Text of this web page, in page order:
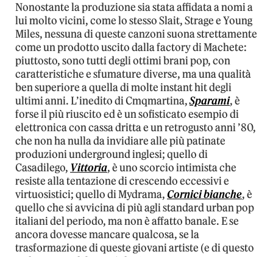
Nonostante la produzione sia stata affidata a nomi a
lui molto vicini, come lo stesso Slait, Strage e Young
Miles, nessuna di queste canzoni suona strettamente
come un prodotto uscito dalla factory di Machete:
piuttosto, sono tutti degli ottimi brani pop, con
caratteristiche e sfumature diverse, ma una qualità
ben superiore a quella di molte instant hit degli
ultimi anni. L’inedito di Cmqmartina,Sparami, è
forse il più riuscito ed è un sofisticato esempio di
elettronica con cassa dritta e un retrogusto anni ’80,
che non ha nulla da invidiare alle più patinate
produzioni underground inglesi; quello di
Casadilego, Vittoria, è uno scorcio intimista che
resiste alla tentazione di crescendo eccessivi e
virtuosistici; quello di Mydrama,Cornici bianche, è
quello che si avvicina di più agli standard urban pop
italiani del periodo, ma non è affatto banale. E se
ancora dovesse mancare qualcosa, se la
trasformazione di queste giovani artiste (e di questo